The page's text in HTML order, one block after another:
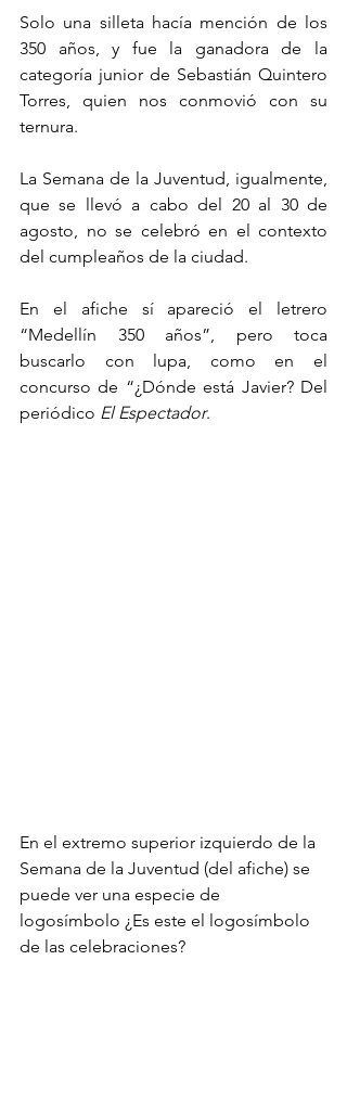
Solo una silleta hacía mención de los
350 años, y fue la ganadora de la
categoría junior de Sebastián Quintero
Torres, quien nos conmovió con su
ternura.
La Semana de la Juventud, igualmente,
que se llevó a cabo del 20 al 30 de
agosto, no se celebró en el contexto
del cumpleaños de la ciudad.
En el afiche sí apareció el letrero
“Medellín 350 años”, pero toca
buscarlo con lupa, como en el
concurso de “¿Dónde está Javier? Del
periódico El Espectador.
En el extremo superior izquierdo de la
Semana de la Juventud (del afiche) se
puede ver una especie de
logosímbolo ¿Es este el logosímbolo
de las celebraciones?